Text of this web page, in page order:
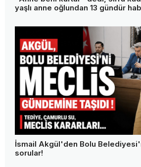
yaşlı anne oğlundan 13 gündür
İsmail Akgül'den Bolu
sorular!